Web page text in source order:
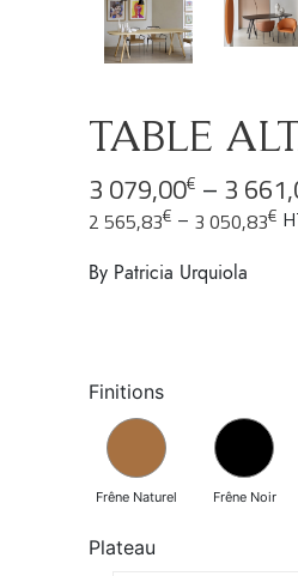
TABLE
3 079,00€ – 3
2 565,83€ – 3 050,83€
By Patricia Urquiola
Finitions
Frêne Naturel Frêne Noir
Plateau